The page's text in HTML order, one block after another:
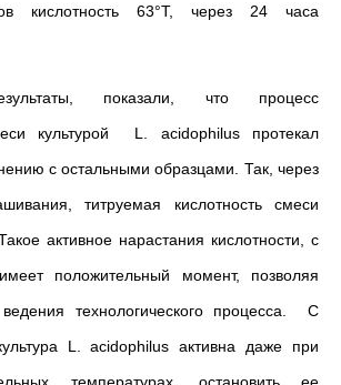
кислотность 63°Т, через 24 часа
показали, что процесс
культурой L. acidophilus протекал
с остальными образцами. Так, через
титруемая кислотность смеси
активное нарастания кислотности, с
положительный момент, позволяя
технологического процесса. С
L. acidophilus активна даже при